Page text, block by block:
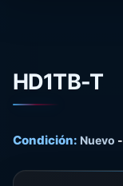
HD1TB-T
Condición: Nuevo -